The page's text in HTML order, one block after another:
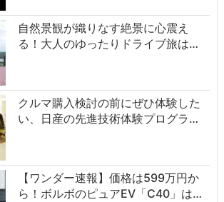
自然景観が織りなす絶景に心震え
る！大人のゆったりドライブ旅は…
クルマ購入検討の前にぜひ体験した
い、日産の先進技術体験プログラ…
【ワンダー速報】価格は599万円か
ら！ボルボのピュアEV「C40」は…